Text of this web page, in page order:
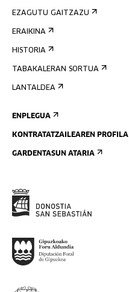
EZAGUTU GAITZAZU
ERAIKINA
HISTORIA
TABAKALERAN SORTUA
LANTALDEA
ENPLEGUA
KONTRATATZAILEAREN PROFILA
GARDENTASUN ATARIA